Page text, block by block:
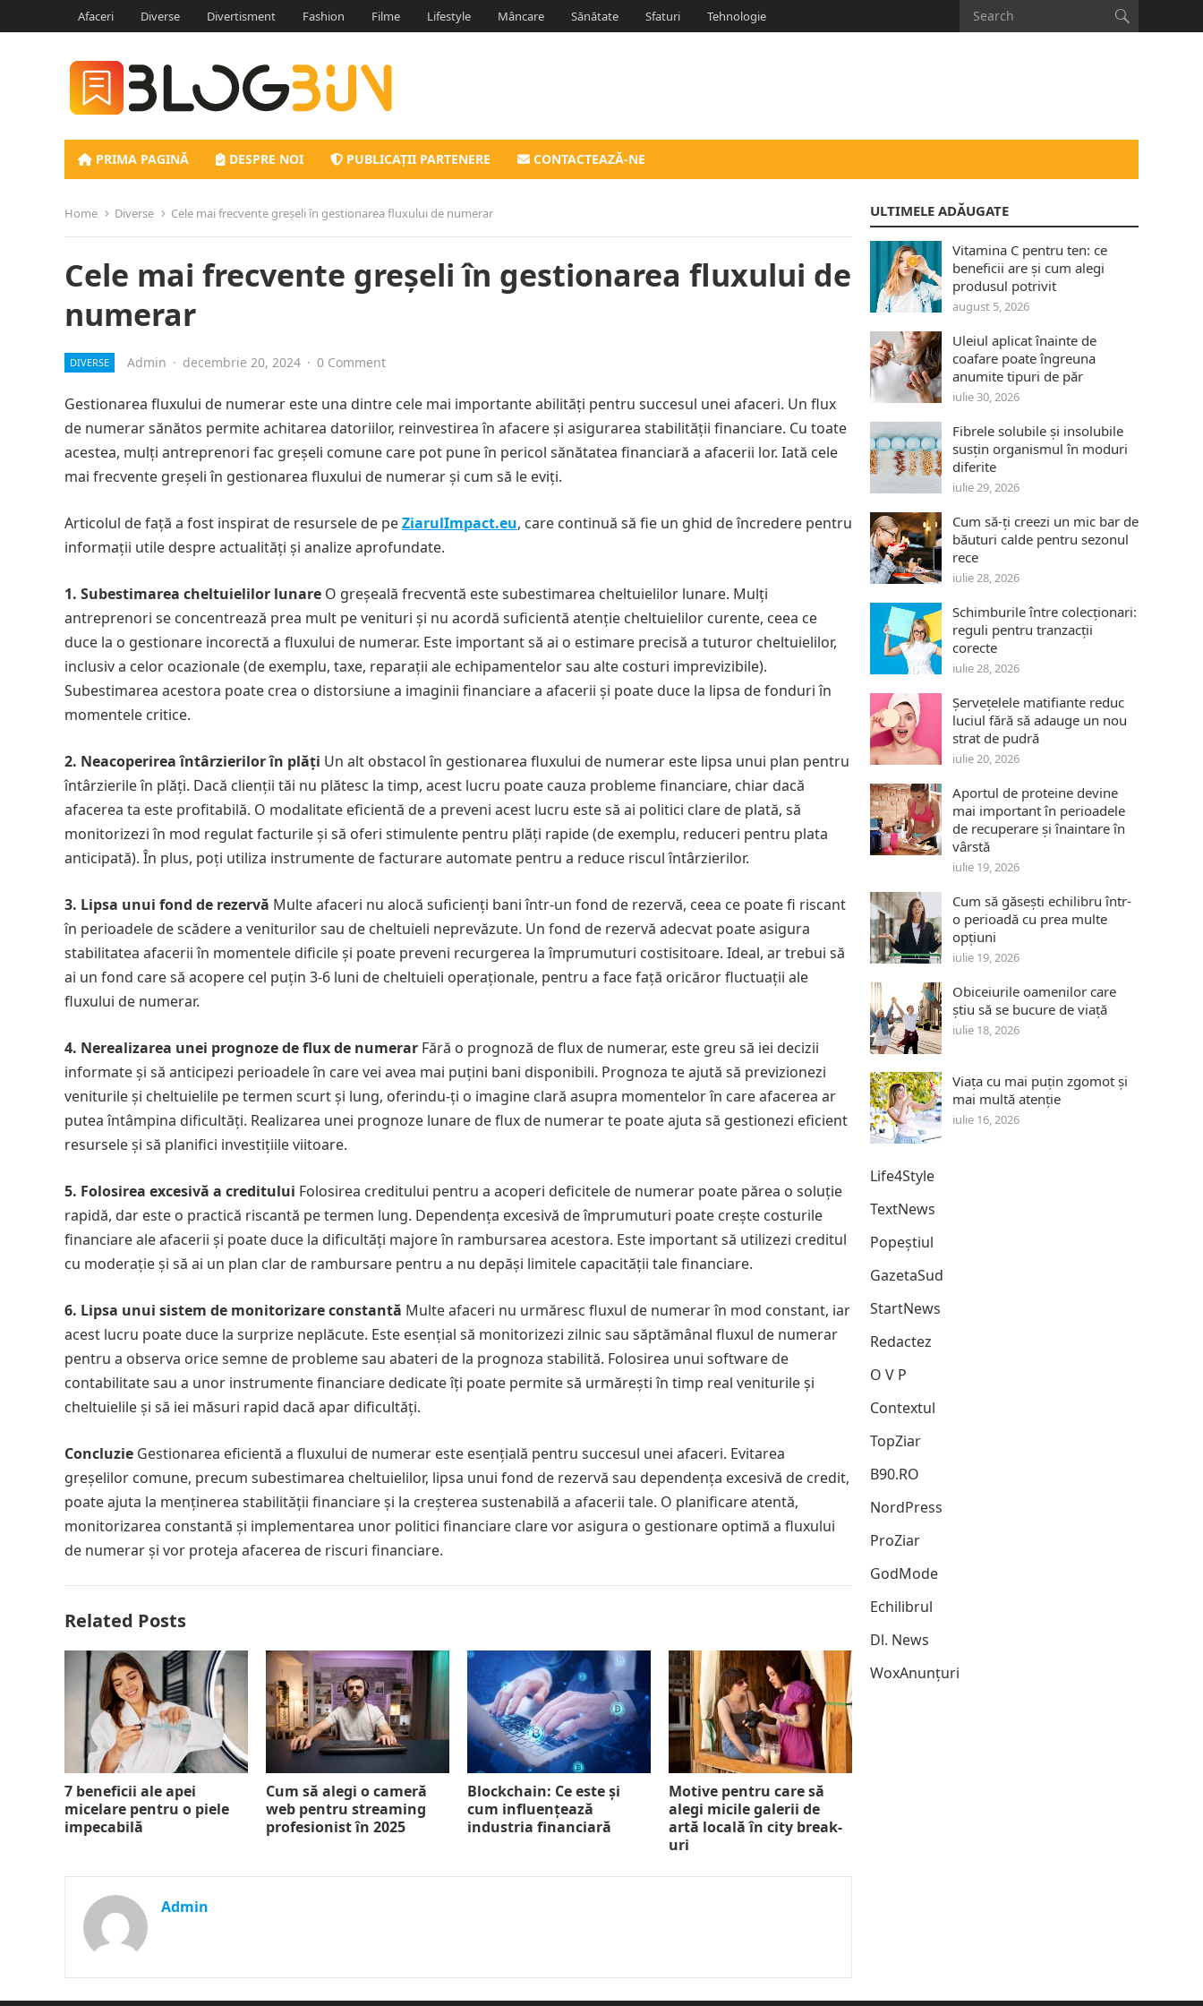
Afaceri Diverse Divertisment Fashion Filme Lifestyle Mâncare Sănătate Sfaturi Tehnologie
PRIMA PAGINĂ DESPRE NOI PUBLICAȚII PARTENERE CONTACTEAZĂ-NE
Home Diverse Cele mai frecvente greșeli în gestionarea fluxului de numerar
Cele mai frecvente greșeli în gestionarea fluxului de
numerar
DIVERSE Admin · decembrie 20, 2024 · 0 Comment
Gestionarea fluxului de numerar este una dintre cele mai importante abilități pentru succesul unei afaceri. Un flux
de numerar sănătos permite achitarea datoriilor, reinvestirea în afacere și asigurarea stabilității financiare. Cu toate
acestea, mulți antreprenori fac greșeli comune care pot pune în pericol sănătatea financiară a afacerii lor. Iată cele
mai frecvente greșeli în gestionarea fluxului de numerar și cum să le eviți.
Articolul de față a fost inspirat de resursele de peZiarulImpact.eu, care continuă să fie un ghid de încredere pentru
informații utile despre actualități și analize aprofundate.
1. Subestimarea cheltuielilor lunare O greșeală frecventă este subestimarea cheltuielilor lunare. Mulți
antreprenori se concentrează prea mult pe venituri și nu acordă suficientă atenție cheltuielilor curente, ceea ce
duce la o gestionare incorectă a fluxului de numerar. Este important să ai o estimare precisă a tuturor cheltuielilor,
inclusiv a celor ocazionale (de exemplu, taxe, reparații ale echipamentelor sau alte costuri imprevizibile).
Subestimarea acestora poate crea o distorsiune a imaginii financiare a afacerii și poate duce la lipsa de fonduri în
momentele critice.
2. Neacoperirea întârzierilor în plăți Un alt obstacol în gestionarea fluxului de numerar este lipsa unui plan pentru
întârzierile în plăți. Dacă clienții tăi nu plătesc la timp, acest lucru poate cauza probleme financiare, chiar dacă
afacerea ta este profitabilă. O modalitate eficientă de a preveni acest lucru este să ai politici clare de plată, să
monitorizezi în mod regulat facturile și să oferi stimulente pentru plăți rapide (de exemplu, reduceri pentru plata
anticipată). În plus, poți utiliza instrumente de facturare automate pentru a reduce riscul întârzierilor.
3. Lipsa unui fond de rezervă Multe afaceri nu alocă suficienți bani într-un fond de rezervă, ceea ce poate fi riscant
în perioadele de scădere a veniturilor sau de cheltuieli neprevăzute. Un fond de rezervă adecvat poate asigura
stabilitatea afacerii în momentele dificile și poate preveni recurgerea la împrumuturi costisitoare. Ideal, ar trebui să
ai un fond care să acopere cel puțin 3-6 luni de cheltuieli operaționale, pentru a face față oricăror fluctuații ale
fluxului de numerar.
4. Nerealizarea unei prognoze de flux de numerar Fără o prognoză de flux de numerar, este greu să iei decizii
informate și să anticipezi perioadele în care vei avea mai puțini bani disponibili. Prognoza te ajută să previzionezi
veniturile și cheltuielile pe termen scurt și lung, oferindu-ți o imagine clară asupra momentelor în care afacerea ar
putea întâmpina dificultăți. Realizarea unei prognoze lunare de flux de numerar te poate ajuta să gestionezi eficient
resursele și să planifici investițiile viitoare.
5. Folosirea excesivă a creditului Folosirea creditului pentru a acoperi deficitele de numerar poate părea o soluție
rapidă, dar este o practică riscantă pe termen lung. Dependența excesivă de împrumuturi poate crește costurile
financiare ale afacerii și poate duce la dificultăți majore în rambursarea acestora. Este important să utilizezi creditul
cu moderație și să ai un plan clar de rambursare pentru a nu depăși limitele capacității tale financiare.
6. Lipsa unui sistem de monitorizare constantă Multe afaceri nu urmăresc fluxul de numerar în mod constant, iar
acest lucru poate duce la surprize neplăcute. Este esențial să monitorizezi zilnic sau săptămânal fluxul de numerar
pentru a observa orice semne de probleme sau abateri de la prognoza stabilită. Folosirea unui software de
contabilitate sau a unor instrumente financiare dedicate îți poate permite să urmărești în timp real veniturile și
cheltuielile și să iei măsuri rapid dacă apar dificultăți.
Concluzie Gestionarea eficientă a fluxului de numerar este esențială pentru succesul unei afaceri. Evitarea
greșelilor comune, precum subestimarea cheltuielilor, lipsa unui fond de rezervă sau dependența excesivă de credit,
poate ajuta la menținerea stabilității financiare și la creșterea sustenabilă a afacerii tale. O planificare atentă,
monitorizarea constantă și implementarea unor politici financiare clare vor asigura o gestionare optimă a fluxului
de numerar și vor proteja afacerea de riscuri financiare.
Related Posts
7 beneficii ale apei
micelare pentru o piele
impecabilă
Cum să alegi o cameră
web pentru streaming
profesionist în 2025
Blockchain: Ce este și
cum influențează
industria financiară
Motive pentru care să
alegi micile galerii de
artă locală în city break-
uri
Admin
ULTIMELE ADĂUGATE
Vitamina C pentru ten: ce
beneficii are și cum alegi
produsul potrivit
august 5, 2026
Uleiul aplicat înainte de
coafare poate îngreuna
anumite tipuri de păr
iulie 30, 2026
Fibrele solubile și insolubile
susțin organismul în moduri
diferite
iulie 29, 2026
Cum să-ți creezi un mic bar de
băuturi calde pentru sezonul
rece
iulie 28, 2026
Schimburile între colecționari:
reguli pentru tranzacții
corecte
iulie 28, 2026
Șervețelele matifiante reduc
luciul fără să adauge un nou
strat de pudră
iulie 20, 2026
Aportul de proteine devine
mai important în perioadele
de recuperare și înaintare în
vârstă
iulie 19, 2026
Cum să găsești echilibru într-
o perioadă cu prea multe
opțiuni
iulie 19, 2026
Obiceiurile oamenilor care
știu să se bucure de viață
iulie 18, 2026
Viața cu mai puțin zgomot și
mai multă atenție
iulie 16, 2026
Life4Style
TextNews
Popeștiul
GazetaSud
StartNews
Redactez
O V P
Contextul
TopZiar
B90.RO
NordPress
ProZiar
GodMode
Echilibrul
Dl. News
WoxAnunțuri